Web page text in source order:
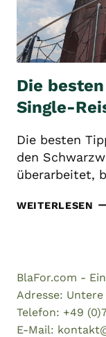
Die
Single-
Die besten
den
überarbeitet,
WEITERLESEN
IM
BlaFor.com -
Adresse:
Telefon: +49
E-Mail: